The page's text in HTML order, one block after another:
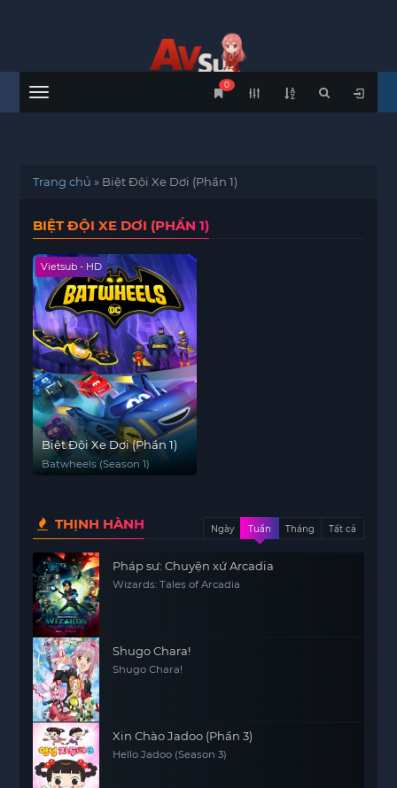
Menu
0
Trang chủ » Biệt Đội Xe Dơi (Phần 1)
BIỆT ĐỘI XE DƠI (PHẦN 1)
Vietsub - HD
Biệt Đội Xe Dơi (Phần 1)
Batwheels (Season 1)
THỊNH HÀNH Ngày Tuần Tháng Tất cả
Pháp sư: Chuyện xứ Arcadia
Wizards: Tales of Arcadia
Shugo Chara!
Shugo Chara!
Xin Chào Jadoo (Phần 3)
Hello Jadoo (Season 3)